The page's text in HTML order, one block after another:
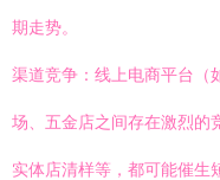
期走势。
渠道竞争：线上电商平台（
场、五金店之间存在激烈的
实体店清样等，都可能催生